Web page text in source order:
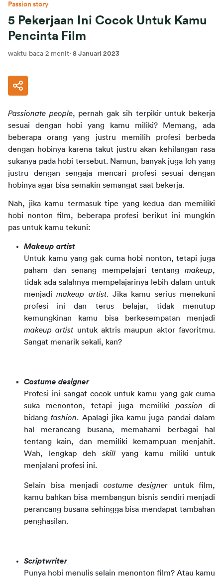
Passion story
5 Pekerjaan Ini Cocok Untuk Kamu
Pencinta Film
waktu baca 2 menit· 8 Januari 2023
Passionate people, pernah gak sih terpikir untuk bekerja
sesuai dengan hobi yang kamu miliki? Memang, ada
beberapa orang yang justru memilih profesi berbeda
dengan hobinya karena takut justru akan kehilangan rasa
sukanya pada hobi tersebut. Namun, banyak juga loh yang
justru dengan sengaja mencari profesi sesuai dengan
hobinya agar bisa semakin semangat saat bekerja.
Nah, jika kamu termasuk tipe yang kedua dan memiliki
hobi nonton film, beberapa profesi berikut ini mungkin
pas untuk kamu tekuni:
Makeup artist
Untuk kamu yang gak cuma hobi nonton, tetapi juga
paham dan senang mempelajari tentang makeup,
tidak ada salahnya mempelajarinya lebih dalam untuk
menjadimakeup artist. Jika kamu serius menekuni
profesi ini dan terus belajar, tidak menutup
kemungkinan kamu bisa berkesempatan menjadi
makeup artist untuk aktris maupun aktor favoritmu.
Sangat menarik sekali, kan?
Costume designer
Profesi ini sangat cocok untuk kamu yang gak cuma
suka menonton, tetapi juga memiliki passiondi
bidangfashion. Apalagi jika kamu juga pandai dalam
hal merancang busana, memahami berbagai hal
tentang kain, dan memiliki kemampuan menjahit.
Wah, lengkap deh skill yang kamu miliki untuk
menjalani profesi ini.
Selain bisa menjadi costume designer untuk film,
kamu bahkan bisa membangun bisnis sendiri menjadi
perancang busana sehingga bisa mendapat tambahan
penghasilan.
Scriptwriter
Punya hobi menulis selain menonton film? Atau kamu